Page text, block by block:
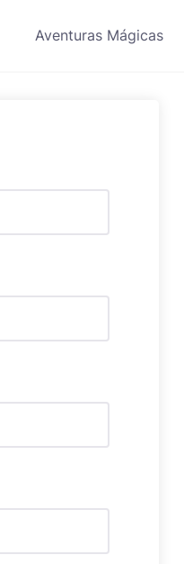
Aventuras Mágicas